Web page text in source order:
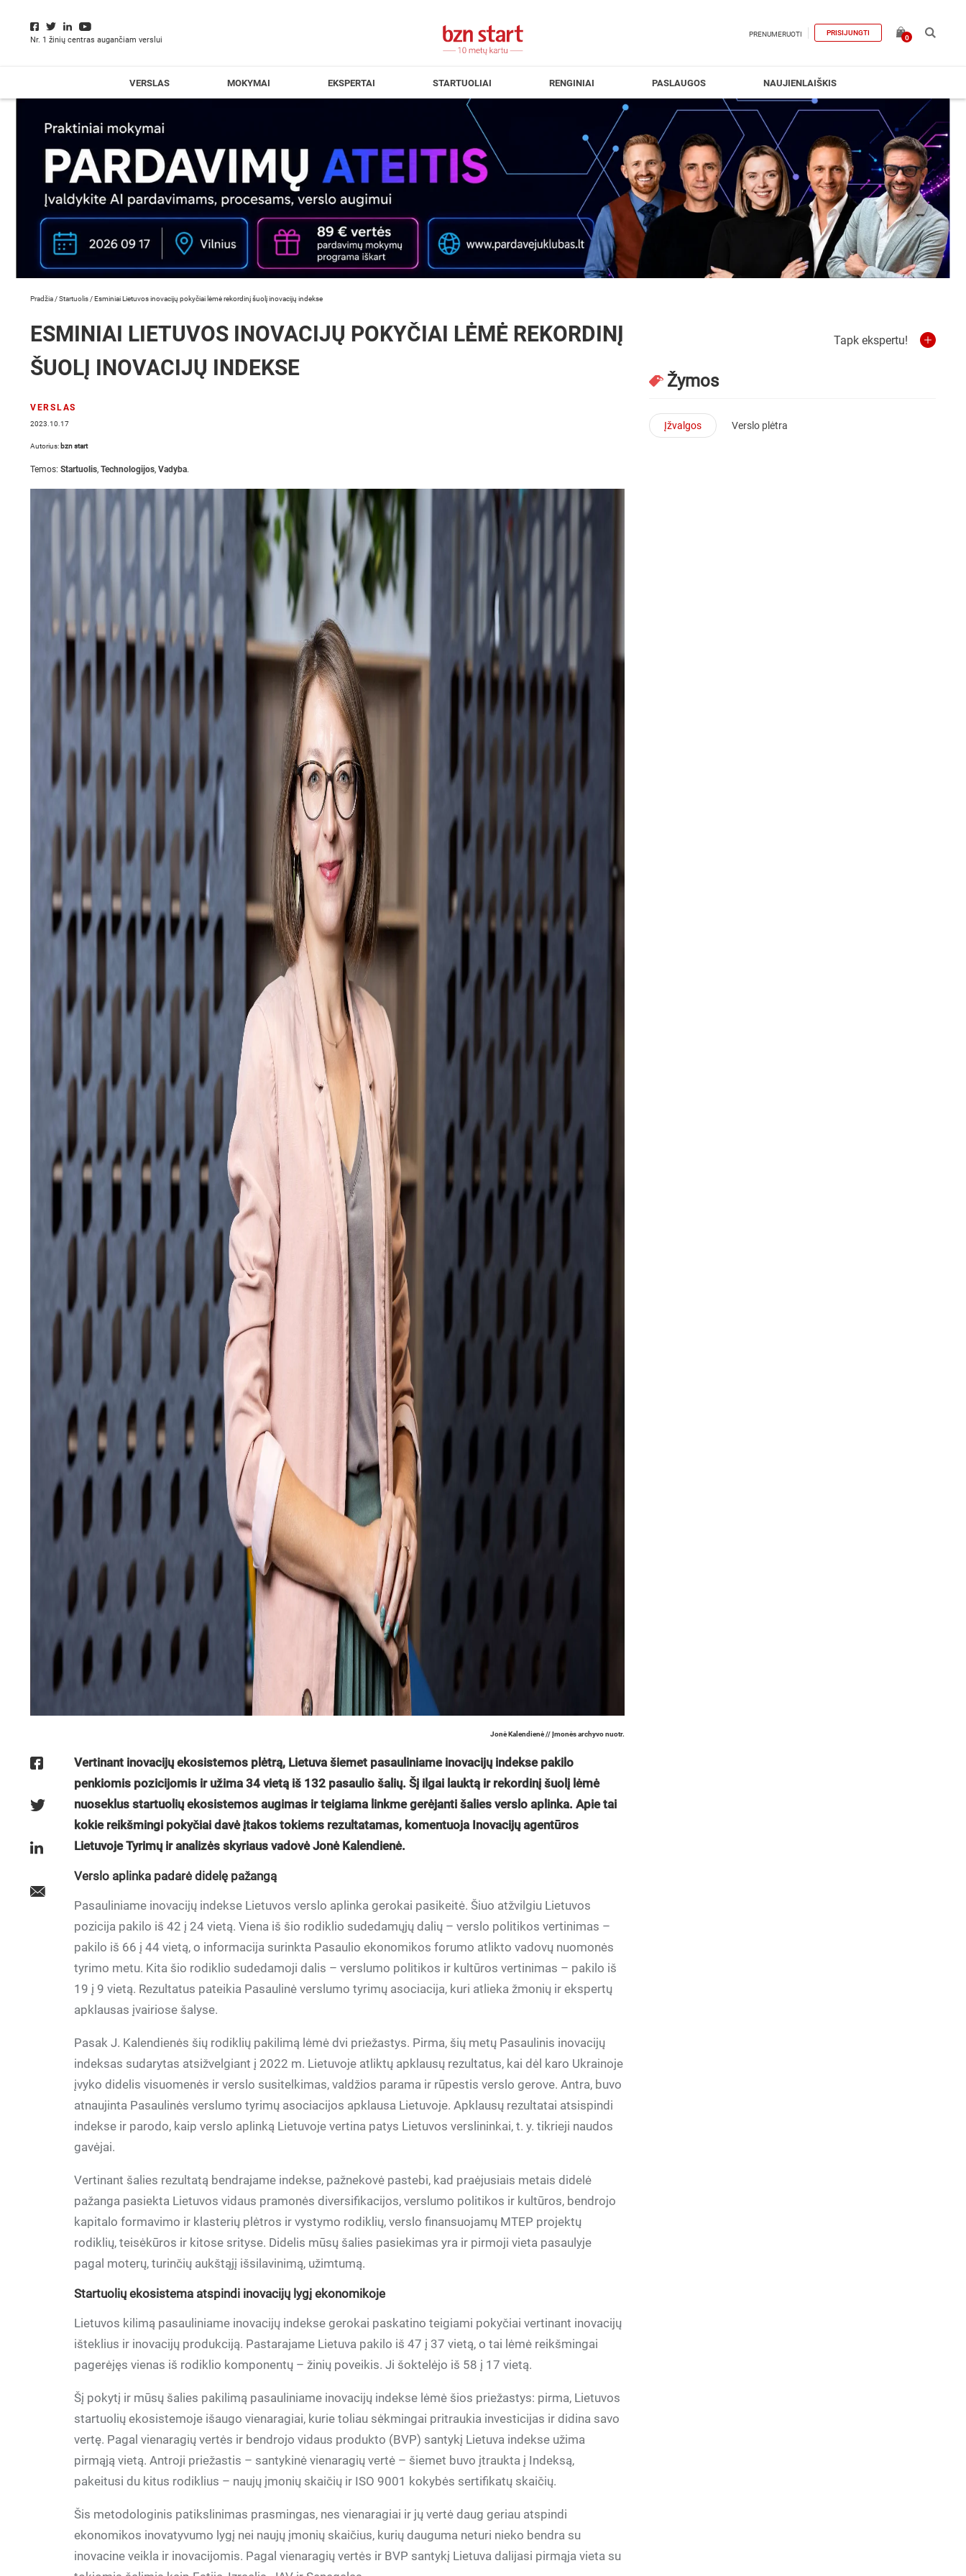
Nr. 1 žinių centras augančiam verslui
PRENUMERUOTI PRISIJUNGTI
0
VERSLAS MOKYMAI EKSPERTAI STARTUOLIAI RENGINIAI PASLAUGOS NAUJIENLAIŠKIS
Pradžia /Startuolis /Esminiai Lietuvos inovacijų pokyčiai lėmė rekordinį šuolį inovacijų indekse
ESMINIAI LIETUVOS INOVACIJŲ POKYČIAI LĖMĖ REKORDINĮ
ŠUOLĮ INOVACIJŲ INDEKSE
VERSLAS
2023.10.17
Autorius: bzn start
Temos: Startuolis, Technologijos, Vadyba.
Jonė Kalendienė // Įmonės archyvo nuotr.
Vertinant inovacijų ekosistemos plėtrą, Lietuva šiemet pasauliniame inovacijų indekse pakilo
penkiomis pozicijomis ir užima 34 vietą iš 132 pasaulio šalių. Šį ilgai lauktą ir rekordinį šuolį lėmė
nuoseklus startuolių ekosistemos augimas ir teigiama linkme gerėjanti šalies verslo aplinka. Apie tai
kokie reikšmingi pokyčiai davė įtakos tokiems rezultatamas, komentuoja Inovacijų agentūros
Lietuvoje Tyrimų ir analizės skyriaus vadovė Jonė Kalendienė.
Verslo aplinka padarė didelę pažangą
Pasauliniame inovacijų indekse Lietuvos verslo aplinka gerokai pasikeitė. Šiuo atžvilgiu Lietuvos
pozicija pakilo iš 42 į 24 vietą. Viena iš šio rodiklio sudedamųjų dalių – verslo politikos vertinimas –
pakilo iš 66 į 44 vietą, o informacija surinkta Pasaulio ekonomikos forumo atlikto vadovų nuomonės
tyrimo metu. Kita šio rodiklio sudedamoji dalis – verslumo politikos ir kultūros vertinimas – pakilo iš
19 į 9 vietą. Rezultatus pateikia Pasaulinė verslumo tyrimų asociacija, kuri atlieka žmonių ir ekspertų
apklausas įvairiose šalyse.
Pasak J. Kalendienės šių rodiklių pakilimą lėmė dvi priežastys. Pirma, šių metų Pasaulinis inovacijų
indeksas sudarytas atsižvelgiant į 2022 m. Lietuvoje atliktų apklausų rezultatus, kai dėl karo Ukrainoje
įvyko didelis visuomenės ir verslo susitelkimas, valdžios parama ir rūpestis verslo gerove. Antra, buvo
atnaujinta Pasaulinės verslumo tyrimų asociacijos apklausa Lietuvoje. Apklausų rezultatai atsispindi
indekse ir parodo, kaip verslo aplinką Lietuvoje vertina patys Lietuvos verslininkai, t. y. tikrieji naudos
gavėjai.
Vertinant šalies rezultatą bendrajame indekse, pažnekovė pastebi, kad praėjusiais metais didelė
pažanga pasiekta Lietuvos vidaus pramonės diversifikacijos, verslumo politikos ir kultūros, bendrojo
kapitalo formavimo ir klasterių plėtros ir vystymo rodiklių, verslo finansuojamų MTEP projektų
rodiklių, teisėkūros ir kitose srityse. Didelis mūsų šalies pasiekimas yra ir pirmoji vieta pasaulyje
pagal moterų, turinčių aukštąjį išsilavinimą, užimtumą.
Startuolių ekosistema atspindi inovacijų lygį ekonomikoje
Lietuvos kilimą pasauliniame inovacijų indekse gerokai paskatino teigiami pokyčiai vertinant inovacijų
išteklius ir inovacijų produkciją. Pastarajame Lietuva pakilo iš 47 į 37 vietą, o tai lėmė reikšmingai
pagerėjęs vienas iš rodiklio komponentų – žinių poveikis. Ji šoktelėjo iš 58 į 17 vietą.
Šį pokytį ir mūsų šalies pakilimą pasauliniame inovacijų indekse lėmė šios priežastys: pirma, Lietuvos
startuolių ekosistemoje išaugo vienaragiai, kurie toliau sėkmingai pritraukia investicijas ir didina savo
vertę. Pagal vienaragių vertės ir bendrojo vidaus produkto (BVP) santykį Lietuva indekse užima
pirmąją vietą. Antroji priežastis – santykinė vienaragių vertė – šiemet buvo įtraukta į Indeksą,
pakeitusi du kitus rodiklius – naujų įmonių skaičių ir ISO 9001 kokybės sertifikatų skaičių.
Šis metodologinis patikslinimas prasmingas, nes vienaragiai ir jų vertė daug geriau atspindi
ekonomikos inovatyvumo lygį nei naujų įmonių skaičius, kurių dauguma neturi nieko bendra su
inovacine veikla ir inovacijomis. Pagal vienaragių vertės ir BVP santykį Lietuva dalijasi pirmąja vieta su
Tapk ekspertu!
Žymos
Įžvalgos Verslo plėtra